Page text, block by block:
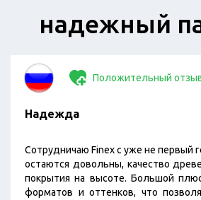
надежный
Положительный
Надежда
Сотрудничаю Finex с уже не первый
остаются довольны, качество
покрытия на высоте. Большой
форматов и оттенков, что